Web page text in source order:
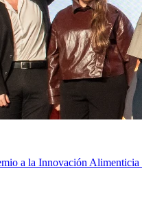
a la Innovación